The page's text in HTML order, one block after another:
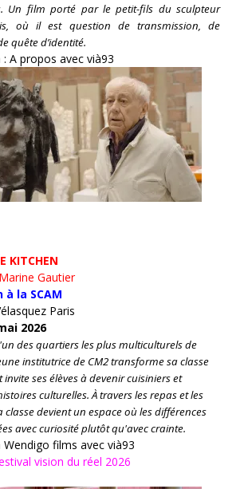
Un film porté par le petit-fils du sculpteur
où il est question de transmission, de
quête d’identité.
A propos avec vià93
KITCHEN
Gautier
la SCAM
Paris
2026
des quartiers les plus multiculturels de
institutrice de CM2 transforme sa classe
invite ses élèves à devenir cuisiniers et
culturelles. À travers les repas et les
classe devient un espace où les différences
avec curiosité plutôt qu'avec crainte.
films avec vià93
vision du réel 2026